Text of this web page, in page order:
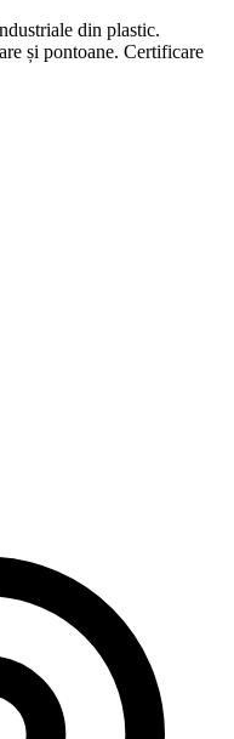
din plastic.
și pontoane. Certificare